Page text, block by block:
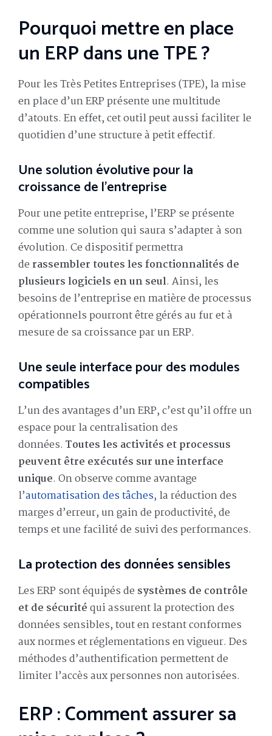
Pourquoi mettre en place
un ERP dans une TPE ?
Pour les Très Petites Entreprises (TPE), la mise
en place d’un ERP présente une multitude
d’atouts. En effet, cet outil peut aussi faciliter le
quotidien d’une structure à petit effectif.
Une solution évolutive pour la
croissance de l’entreprise
Pour une petite entreprise, l’ERP se présente
comme une solution qui saura s’adapter à son
évolution. Ce dispositif permettra
de rassembler toutes les fonctionnalités de
plusieurs logiciels en un seul. Ainsi, les
besoins de l’entreprise en matière de processus
opérationnels pourront être gérés au fur et à
mesure de sa croissance par un ERP.
Une seule interface pour des modules
compatibles
L’un des avantages d’un ERP, c’est qu’il offre un
espace pour la centralisation des
données. Toutes les activités et processus
peuvent être exécutés sur une interface
unique. On observe comme avantage
l’automatisation des tâches, la réduction des
marges d’erreur, un gain de productivité, de
temps et une facilité de suivi des performances.
La protection des données sensibles
Les ERP sont équipés de systèmes de contrôle
et de sécuritéqui assurent la protection des
données sensibles, tout en restant conformes
aux normes et réglementations en vigueur. Des
méthodes d’authentification permettent de
limiter l’accès aux personnes non autorisées.
ERP : Comment assurer sa